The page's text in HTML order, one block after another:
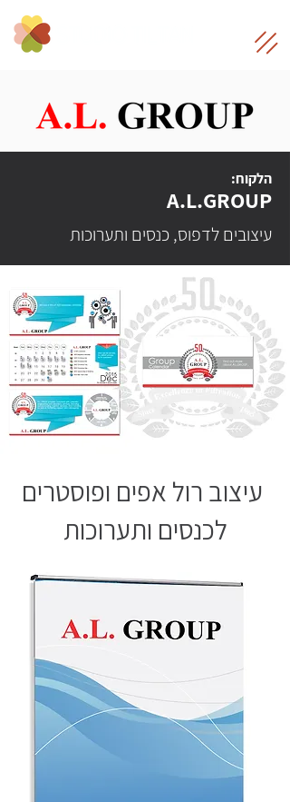
הלקוח:
A.L.GROUP
עיצובים לדפוס, כנסים ותערוכות
עיצוב רול אפים ופוסטרים
לכנסים ותערוכות